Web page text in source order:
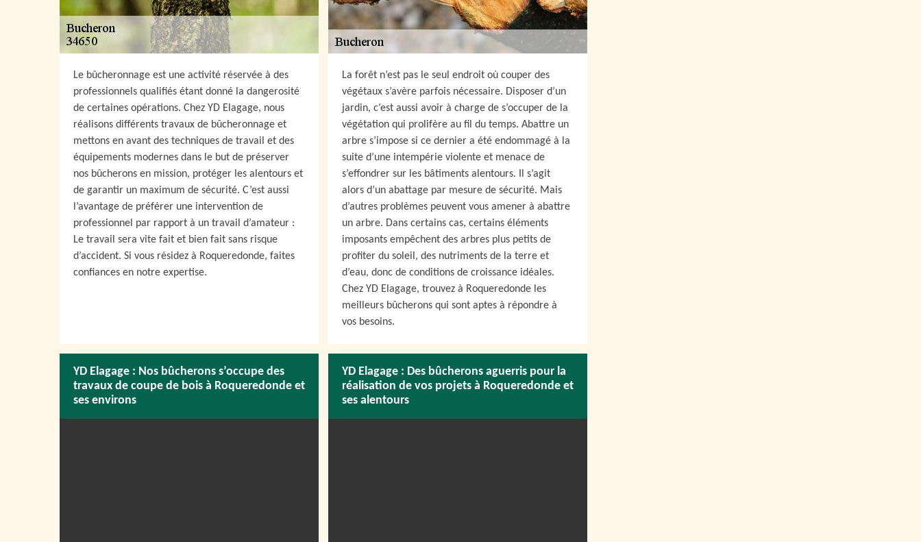
Le bûcheronnage est une activité réservée à des
professionnels qualifiés étant donné la dangerosité
de certaines opérations. Chez YD Elagage, nous
réalisons différents travaux de bûcheronnage et
mettons en avant des techniques de travail et des
équipements modernes dans le but de préserver
nos bûcherons en mission, protéger les alentours et
de garantir un maximum de sécurité. C’est aussi
l’avantage de préférer une intervention de
professionnel par rapport à un travail d’amateur :
Le travail sera vite fait et bien fait sans risque
d’accident. Si vous résidez à Roqueredonde, faites
confiances en notre expertise.
La forêt n’est pas le seul endroit où couper des
végétaux s’avère parfois nécessaire. Disposer d’un
jardin, c’est aussi avoir à charge de s’occuper de la
végétation qui prolifère au fil du temps. Abattre un
arbre s’impose si ce dernier a été endommagé à la
suite d’une intempérie violente et menace de
s’effondrer sur les bâtiments alentours. Il s’agit
alors d’un abattage par mesure de sécurité. Mais
d’autres problèmes peuvent vous amener à abattre
un arbre. Dans certains cas, certains éléments
imposants empêchent des arbres plus petits de
profiter du soleil, des nutriments de la terre et
d’eau, donc de conditions de croissance idéales.
Chez YD Elagage, trouvez à Roqueredonde les
meilleurs bûcherons qui sont aptes à répondre à
vos besoins.
YD Elagage : Nos bûcherons s’occupe des
travaux de coupe de bois à Roqueredonde et
ses environs
YD Elagage : Des bûcherons aguerris pour la
réalisation de vos projets à Roqueredonde et
ses alentours